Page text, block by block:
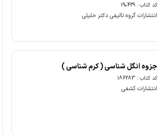
کد کتاب : 190429
انتشارات گروه تالیفی دکتر خلیلی
جزوه انگل شناسی ( کرم شناسی )
کد کتاب : 186283
انتشارات کشفی